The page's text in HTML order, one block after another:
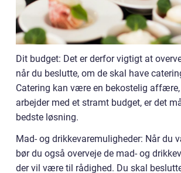
Dit budget: Det er derfor vigtigt at
når du beslutte, om de skal have
Catering kan være en bekostelig
arbejder med et stramt budget, er det
bedste løsning.
Mad- og drikkevaremuligheder: Når du
bør du også overveje de mad- og
der vil være til rådighed. Du skal